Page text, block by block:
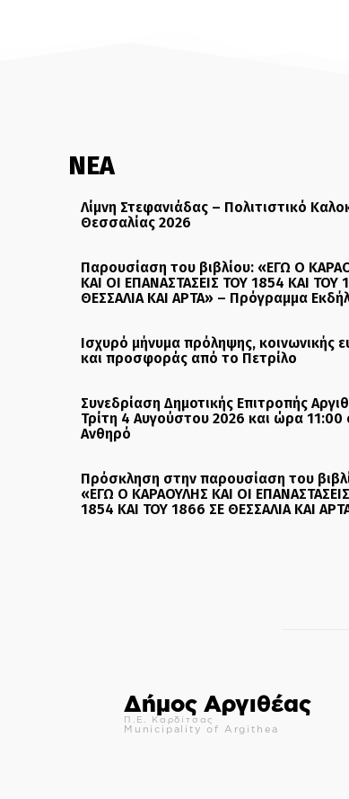
ΝΕΑ
Λίμνη Στεφανιάδας – Πολιτιστικό
Θεσσαλίας 2026
Παρουσίαση του βιβλίου: «ΕΓΩ Ο
ΚΑΙ ΟΙ ΕΠΑΝΑΣΤΑΣΕΙΣ ΤΟΥ 1854 ΚΑΙ ΤΟΥ
ΘΕΣΣΑΛΙΑ ΚΑΙ ΑΡΤΑ» – Πρόγραμμα
Ισχυρό μήνυμα πρόληψης, κοινωνικής
και προσφοράς από το Πετρίλο
Συνεδρίαση Δημοτικής Επιτροπής
Τρίτη 4 Αυγούστου 2026 και ώρα 11:00
Ανθηρό
Πρόσκληση στην παρουσίαση του
«ΕΓΩ Ο ΚΑΡΑΟΥΛΗΣ ΚΑΙ ΟΙ
1854 ΚΑΙ ΤΟΥ 1866 ΣΕ ΘΕΣΣΑΛΙΑ ΚΑΙ
Δήμος Αργιθέας
Π.Ε. Καρδίτσας
Municipality of Argithea